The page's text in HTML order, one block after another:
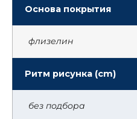
Основа покрытия
флизелин
Ритм рисунка (cm)
без подбора